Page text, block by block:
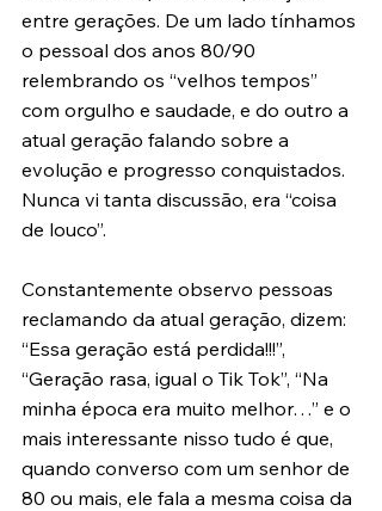
entre gerações. De um lado tínhamos
o pessoal dos anos 80/90
relembrando os “velhos tempos”
com orgulho e saudade, e do outro a
atual geração falando sobre a
evolução e progresso conquistados.
Nunca vi tanta discussão, era “coisa
de louco”.
Constantemente observo pessoas
reclamando da atual geração, dizem:
“Essa geração está perdida!!!”,
“Geração rasa, igual o Tik Tok”, “Na
minha época era muito melhor…” e o
mais interessante nisso tudo é que,
quando converso com um senhor de
80 ou mais, ele fala a mesma coisa da